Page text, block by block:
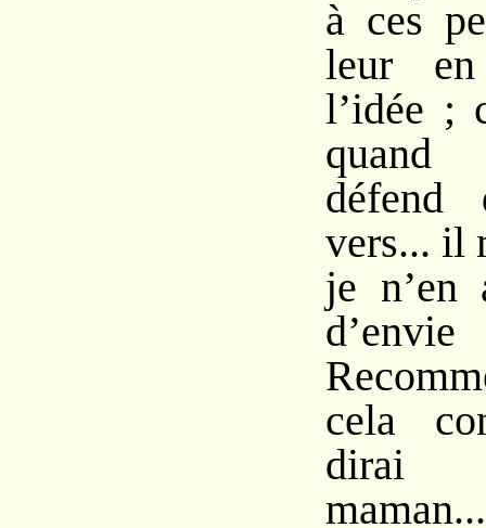
à ces
leur
l’idée ;
quand
défend
vers... il
je n’en
cela